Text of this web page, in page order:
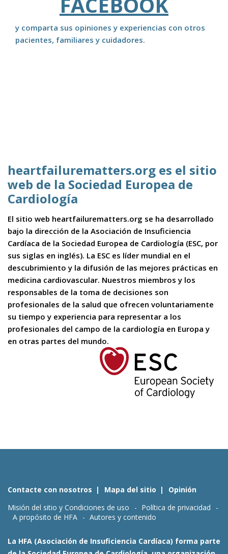
y comparta sus opiniones y experiencias con otros
pacientes, familiares y cuidadores.
heartfailurematters.org es el sitio
web de la Sociedad Europea de
Cardiología
El sitio web heartfailurematters.org se ha desarrollado
bajo la dirección de la Asociación de Insuficiencia
Cardíaca de la Sociedad Europea de Cardiología (ESC, por
sus siglas en inglés). La ESC es líder mundial en el
descubrimiento y la difusión de las mejores prácticas en
medicina cardiovascular. Nuestros miembros y los
responsables de la toma de decisiones son
profesionales de la salud que ofrecen voluntariamente
su tiempo y experiencia para representar a los
profesionales del campo de la cardiología en Europa y
en otras partes del mundo.
Contacte con nosotros Mapa del sitio
Opinión
Misión del sitio y Condiciones de uso
Política de privacidad
A propósito de HFA
Autores y contenido
La HFA (Asociación de Insuficiencia Cardíaca) forma parte